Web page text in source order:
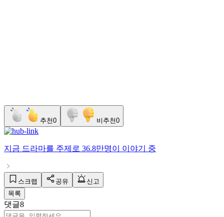
추천0 비추천0
지금 드라마를 주제로 36.8만명이 이야기 중
스크랩 공유
신고
목록
댓글8